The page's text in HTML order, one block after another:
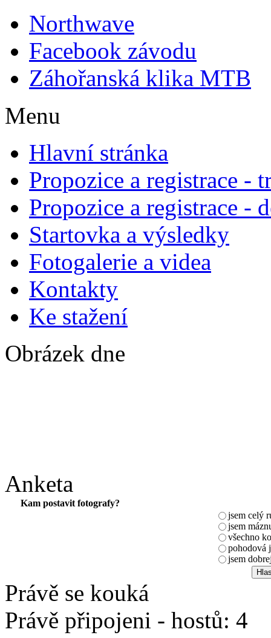
Northwave
Facebook závodu
Záhořanská klika MTB
Menu
Hlavní stránka
Propozice a registrace -
Propozice a registrace -
Startovka a výsledky
Fotogalerie a videa
Kontakty
Ke stažení
Obrázek dne
Anketa
Kam postavit fotografy?
jsem celý
jsem
všechno
pohodová
jsem
Právě se kouká
Právě připojeni - hostů: 4